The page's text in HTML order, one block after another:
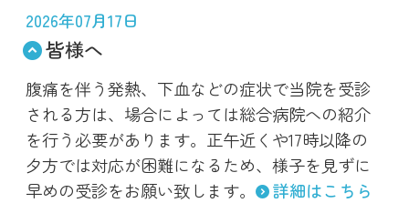
2026年07月17日
皆様へ
腹痛を伴う発熱、下血などの症状で当院を受診
される方は、場合によっては総合病院への紹介
を行う必要があります。正午近くや17時以降の
夕方では対応が困難になるため、様子を見ずに
早めの受診をお願い致します。
詳細はこちら